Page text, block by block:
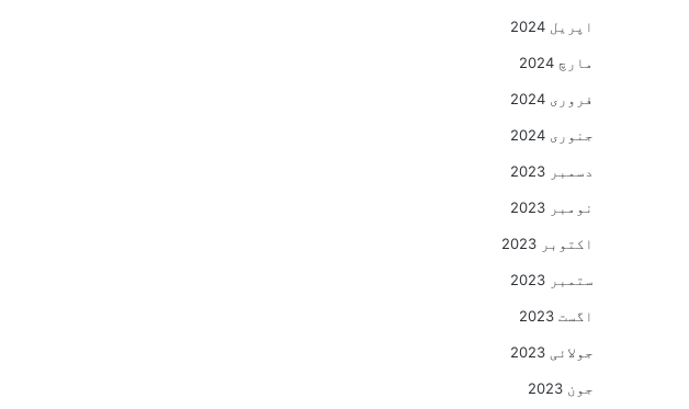
اپریل 2024
مارچ 2024
فروری 2024
جنوری 2024
دسمبر 2023
نومبر 2023
اکتوبر 2023
ستمبر 2023
اگست 2023
جولائی 2023
جون 2023